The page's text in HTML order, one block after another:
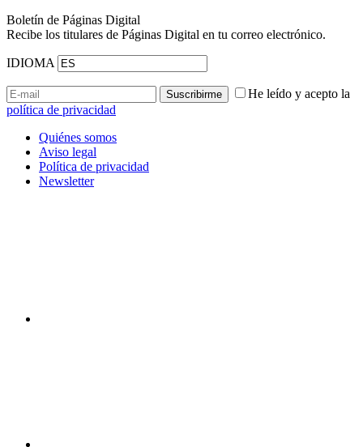
Boletín de Páginas Digital
Recibe los titulares de Páginas Digital en tu correo electrónico.
IDIOMA
He leído y acepto la
política de privacidad
Quiénes somos
Aviso legal
Política de privacidad
Newsletter